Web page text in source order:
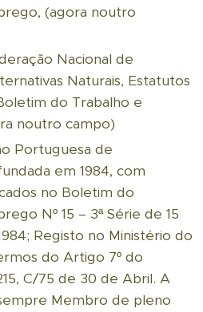
(agora noutro
Nacional de
Naturais, Estatutos
do Trabalho e
noutro campo)
Portuguesa de
em 1984, com
no Boletim do
Nº 15 – 3ª Série de 15
Registo no Ministério do
do Artigo 7º do
C/75 de 30 de Abril. A
Membro de pleno